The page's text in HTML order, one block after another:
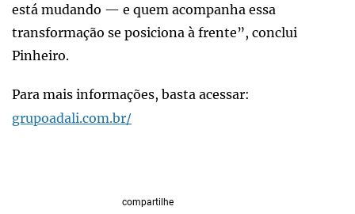
está mudando — e quem acompanha essa
transformação se posiciona à frente”, conclui
Pinheiro.
Para mais informações, basta acessar:
grupoadali.com.br/
compartilhe